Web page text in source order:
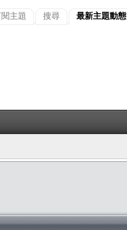
主題 搜尋 最新主題動態